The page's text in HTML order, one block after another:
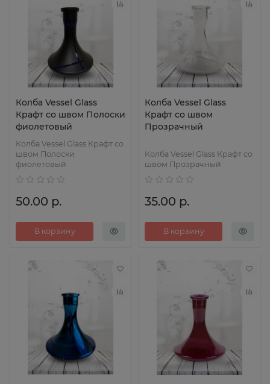
Колба Vessel Glass
Крафт со швом Полоски
фиолетовый
Колба Vessel Glass Крафт со
швом Полоски
фиолетовый
50.00 р.
В корзину
Колба Vessel Glass
Крафт со швом
Прозрачный
Колба Vessel Glass Крафт со
швом Прозрачный
35.00 р.
В корзину